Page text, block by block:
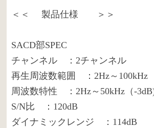
＜＜ 製品仕様 ＞＞
SACD部SPEC
チャンネル ：2チャンネル
再生周波数範囲 ：2Hz～100kHz
周波数特性 ：2Hz～50kHz（-
S/N比 ：120dB
ダイナミックレンジ ：114dB